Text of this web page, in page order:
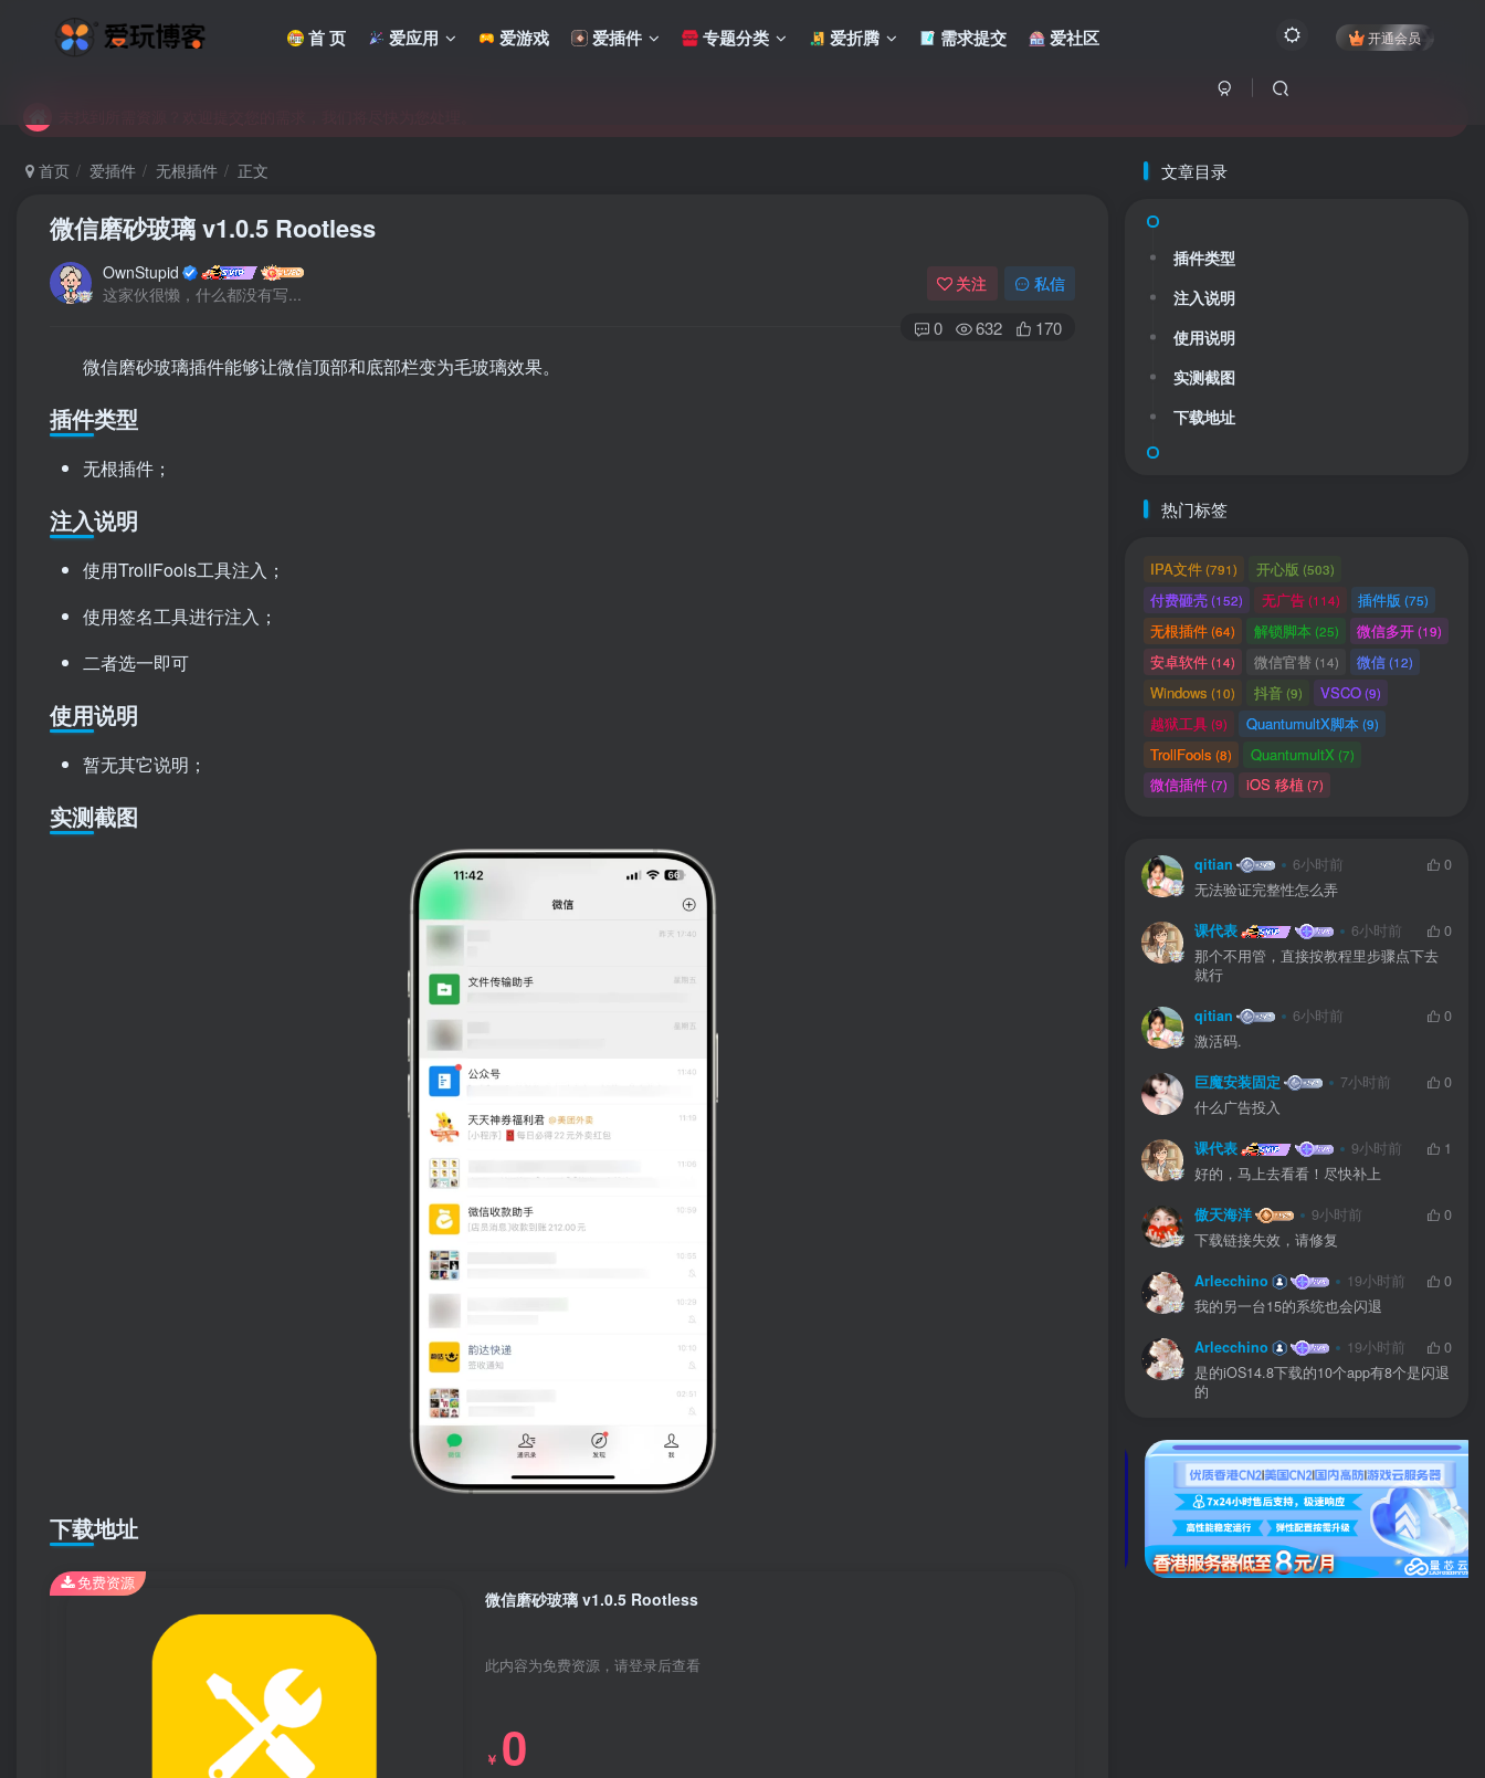
首 页 爱应用 爱游戏 爱插件 专题分类 爱折腾 需求提交 爱社区 开通会员
未找到所需资源？欢迎提交您的需求，我们将尽快为您处理。
首页 爱插件 无根插件 正文
微信磨砂玻璃 v1.0.5 Rootless
OwnStupid
这家伙很懒，什么都没有写...
关注 私信
0 632 170
微信磨砂玻璃插件能够让微信顶部和底部栏变为毛玻璃效果。
插件类型
无根插件；
注入说明
使用TrollFools工具注入；
使用签名工具进行注入；
二者选一即可
使用说明
暂无其它说明；
实测截图
下载地址
微信磨砂玻璃 v1.0.5 Rootless
此内容为免费资源，请登录后查看
￥ 0
免费资源
文章目录
插件类型
注入说明
使用说明
实测截图
下载地址
热门标签
IPA文件(791) 开心版 (503)
付费砸壳(152) 无广告(114) 插件版 (75)
无根插件(64) 解锁脚本(25) 微信多开(19)
安卓软件(14) 微信官替 (14) 微信(12)
Windows (10) 抖音(9) VSCO(9)
越狱工具(9) QuantumultX脚本(9)
TrollFools (8) QuantumultX (7)
微信插件(7) iOS 移植 (7)
qitian 6小时前
0
无法验证完整性怎么弄
课代表 6小时前
0
那个不用管，直接按教程里步骤点下去
就行
qitian 6小时前
0
激活码.
巨魔安装固定 7小时前
0
什么广告投入
课代表 9小时前
1
好的，马上去看看！尽快补上
傲天海洋 9小时前
0
下载链接失效，请修复
Arlecchino 19小时前
0
我的另一台15的系统也会闪退
Arlecchino 19小时前
0
是的iOS14.8下载的10个app有8个是闪退
的